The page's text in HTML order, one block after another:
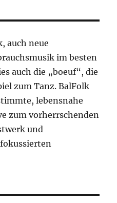
auch neue
im besten
auch die „boeuf“, die
zum Tanz. BalFolk
lebensnahe
zum vorherrschenden
und